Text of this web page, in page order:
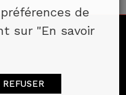
de
sur "En savoir
REFUSER